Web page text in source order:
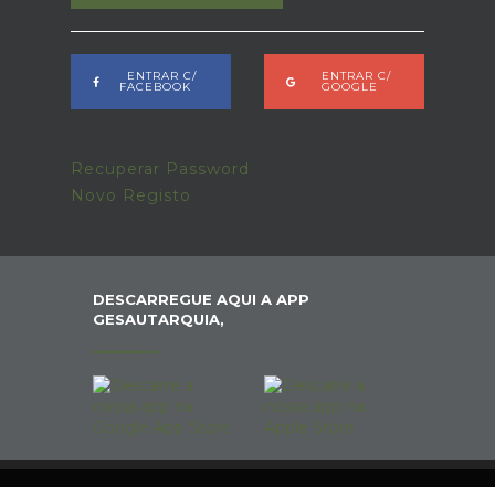
ENTRAR C/
FACEBOOK
ENTRAR C/
GOOGLE
Recuperar Password
Novo Registo
DESCARREGUE AQUI A APP
GESAUTARQUIA,